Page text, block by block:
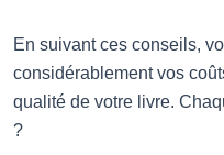
En suivant ces conseils,
considérablement vos
qualité de votre livre.
?